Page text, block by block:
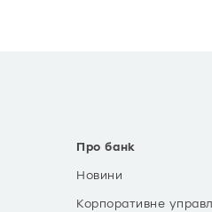
Про банк
Новини
Корпоративне